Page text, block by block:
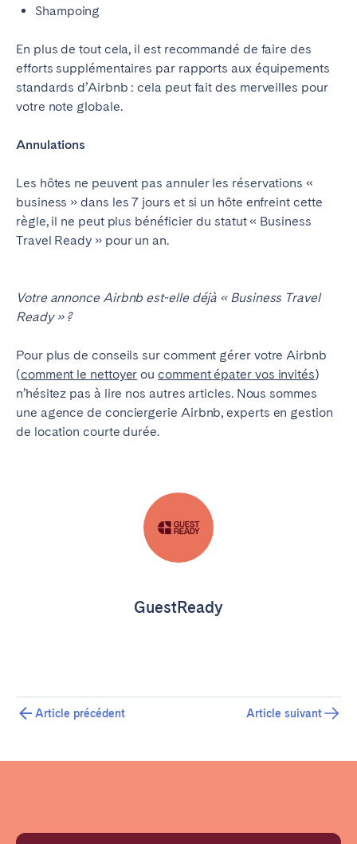
Shampoing
En plus de tout cela, il est recommandé de faire des
efforts supplémentaires par rapports aux équipements
standards d’Airbnb : cela peut fait des merveilles pour
votre note globale.
Annulations
Les hôtes ne peuvent pas annuler les réservations «
business » dans les 7 jours et si un hôte enfreint cette
règle, il ne peut plus bénéficier du statut « Business
Travel Ready » pour un an.
Votre annonce Airbnb est-elle déjà « Business Travel
Ready » ?
Pour plus de conseils sur comment gérer votre Airbnb
(comment le nettoyer oucomment épater vos invités)
n’hésitez pas à lire nos autres articles. Nous sommes
une agence de conciergerie Airbnb, experts en gestion
de location courte durée.
GuestReady
Article précédent Article suivant